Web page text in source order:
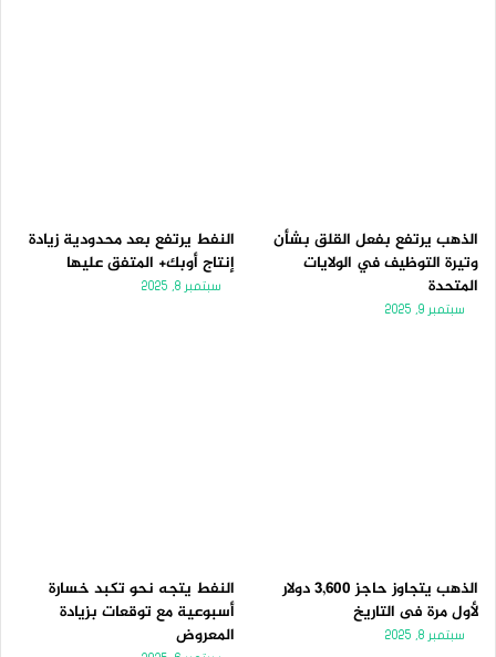
الذهب يرتفع بفعل القلق بشأن
وتيرة التوظيف في الولايات
المتحدة
سبتمبر 9, 2025
النفط يرتفع بعد محدودية زيادة
إنتاج أوبك+ المتفق عليها
سبتمبر 8, 2025
الذهب يتجاوز حاجز 3,600 دولار
لأول مرة فى التاريخ
سبتمبر 8, 2025
النفط يتجه نحو تكبد خسارة
أسبوعية مع توقعات بزيادة
المعروض